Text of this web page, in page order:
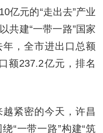
亿元的“走出去”产业
共建“一带一路”国家
，全市进出口总额
额237.2亿元，排名
紧密的今天，许昌
“一带一路”构建“筑